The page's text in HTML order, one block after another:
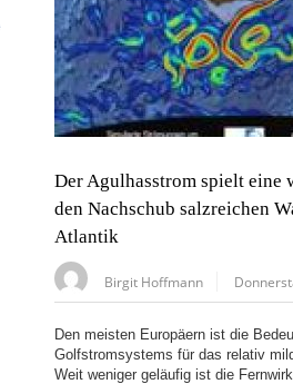
Der Agulhasstrom spielt eine
den Nachschub salzreichen
Atlantik
Birgit Hoffmann
Den meisten Europäern ist die
Golfstromsystems für das relativ
Weit weniger geläufig ist die